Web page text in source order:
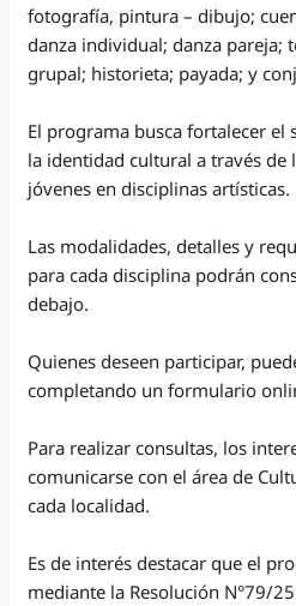
fotografía, pintura – dibujo;
danza individual; danza pareja;
grupal; historieta; payada; y
El programa busca fortalecer el
la identidad cultural a través
jóvenes en disciplinas artísticas.
Las modalidades, detalles y
para cada disciplina podrán
debajo.
Quienes deseen participar,
completando un formulario
Para realizar consultas, los
comunicarse con el área de
cada localidad.
Es de interés destacar que el
mediante la Resolución N°79/